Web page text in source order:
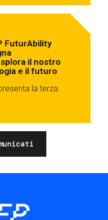
FuturAbility
il nostro
e il futuro
la terza